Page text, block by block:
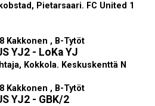
Pietarsaari. FC United 1
Kakkonen , B-Tytöt
YJ2 - LoKa YJ
Kokkola. Keskuskenttä N
Kakkonen , B-Tytöt
YJ2 - GBK/2